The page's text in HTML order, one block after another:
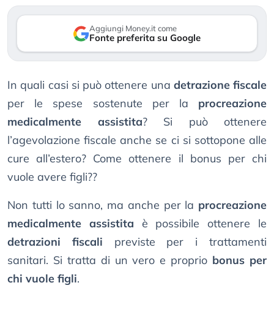
Aggiungi Money.it come
Fonte preferita su Google
In quali casi si può ottenere una detrazione fiscale
per le spese sostenute per la procreazione
medicalmente assistita? Si può ottenere
l’agevolazione fiscale anche se ci si sottopone alle
cure all’estero? Come ottenere il bonus per chi
vuole avere figli??
Non tutti lo sanno, ma anche per la procreazione
medicalmente assistita è possibile ottenere le
detrazioni fiscali previste per i trattamenti
sanitari. Si tratta di un vero e proprio bonus per
chi vuole figli.